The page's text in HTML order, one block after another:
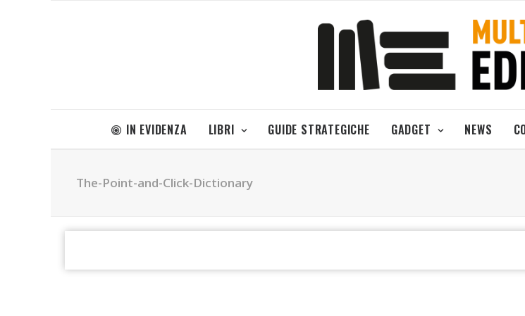
IN EVIDENZA LIBRI GUIDE STRATEGICHE GADGET NEWS
The-Point-and-Click-Dictionary